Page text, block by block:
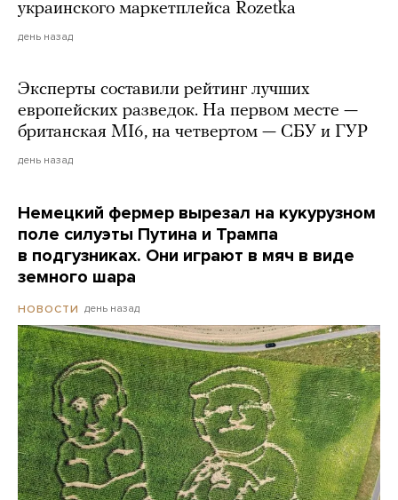
украинского маркетплейса Rozetka
день назад
Эксперты составили рейтинг лучших
европейских разведок. На первом месте —
британская MI6, на четвертом — СБУ и ГУР
день назад
Немецкий фермер вырезал на кукурузном
поле силуэты Путина и Трампа
в подгузниках. Они играют в мяч в виде
земного шара
НОВОСТИ день назад